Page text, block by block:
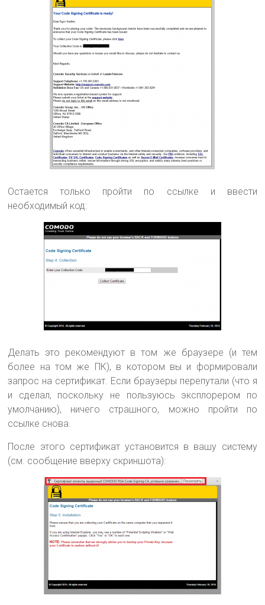
Остается только пройти по ссылке и ввести
необходимый код:
Делать это рекомендуют в том же браузере (и тем
более на том же ПК), в котором вы и формировали
запрос на сертификат. Если браузеры перепутали (что я
и сделал, поскольку не пользуюсь эксплорером по
умолчанию), ничего страшного, можно пройти по
ссылке снова.
После этого сертификат установится в вашу систему
(см. сообщение вверху скриншота):